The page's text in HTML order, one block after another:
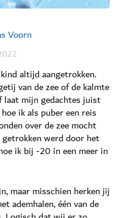
Voorn
altijd aangetrokken.
van de zee of de kalmte
laat mijn gedachtes juist
ik als puber een reis
over de zee mocht
werd door het
ik bij -20 in een meer in
maar misschien herken jij
ademhalen, één van de